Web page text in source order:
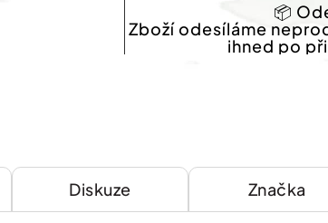
📦
Zboží odesíláme
ihned po
Diskuze Značka